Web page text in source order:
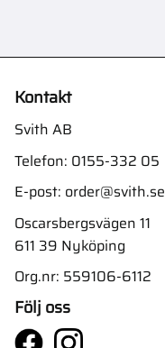
Kontakt
Svith AB
Telefon: 0155-332 05
E-post: order@svith.se
Oscarsbergsvägen 11
611 39 Nyköping
Org.nr: 559106-6112
Följ oss